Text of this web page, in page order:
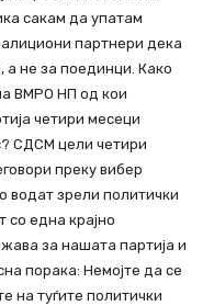
сакам да упатам
партнери дека
не за поединци. Како
ВМРО НП од кои
четири месеци
СДСМ цели четири
преку вибер
водат зрели политички
со една крајно
за нашата партија и
порака: Немојте да се
на туѓите политички